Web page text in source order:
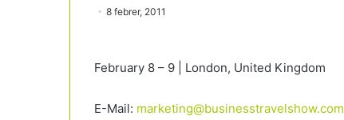
8 febrer, 2011
February 8 – 9 | London, United Kingdom
E-Mail: marketing@businesstravelshow.com